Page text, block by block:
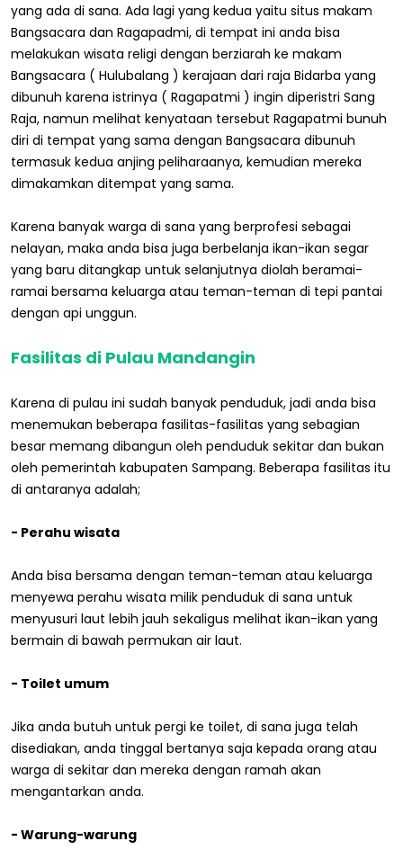
yang ada di sana. Ada lagi yang kedua yaitu situs makam
Bangsacara dan Ragapadmi, di tempat ini anda bisa
melakukan wisata religi dengan berziarah ke makam
Bangsacara ( Hulubalang ) kerajaan dari raja Bidarba yang
dibunuh karena istrinya ( Ragapatmi ) ingin diperistri Sang
Raja, namun melihat kenyataan tersebut Ragapatmi bunuh
diri di tempat yang sama dengan Bangsacara dibunuh
termasuk kedua anjing peliharaanya, kemudian mereka
dimakamkan ditempat yang sama.
Karena banyak warga di sana yang berprofesi sebagai
nelayan, maka anda bisa juga berbelanja ikan-ikan segar
yang baru ditangkap untuk selanjutnya diolah beramai-
ramai bersama keluarga atau teman-teman di tepi pantai
dengan api unggun.
Fasilitas di Pulau Mandangin
Karena di pulau ini sudah banyak penduduk, jadi anda bisa
menemukan beberapa fasilitas-fasilitas yang sebagian
besar memang dibangun oleh penduduk sekitar dan bukan
oleh pemerintah kabupaten Sampang. Beberapa fasilitas itu
di antaranya adalah;
- Perahu wisata
Anda bisa bersama dengan teman-teman atau keluarga
menyewa perahu wisata milik penduduk di sana untuk
menyusuri laut lebih jauh sekaligus melihat ikan-ikan yang
bermain di bawah permukan air laut.
- Toilet umum
Jika anda butuh untuk pergi ke toilet, di sana juga telah
disediakan, anda tinggal bertanya saja kepada orang atau
warga di sekitar dan mereka dengan ramah akan
mengantarkan anda.
- Warung-warung